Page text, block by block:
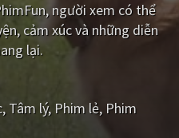
Nhật Bản
Việt Nam
người xem có thể
cảm xúc và những diễn
lại.
Tâm lý Phim lẻ Phim